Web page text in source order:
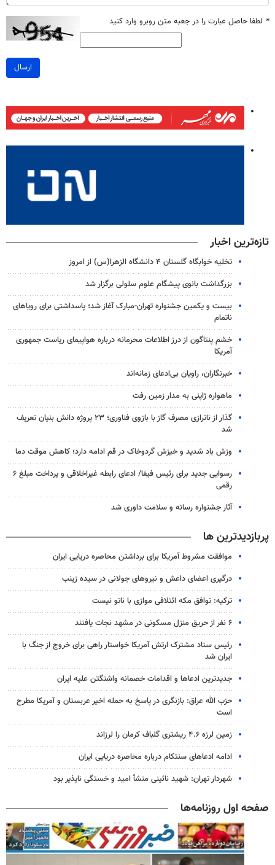
* لطفا حاصل عبارت را در جعبه متن روبرو وارد کنید
ارسال
تازه‌ترین اخبار
تخلیه خوابگاه گلستان ۴ دانشگاه الزهرا(س) از امروز
بزرگداشت بانوی پیشگام علوم سلولی برگزار شد
بیست و یکمین جشنواره تهران-مبارک آغاز شد؛ پاسداشتی برای رویاهای
ناتمام
خشم پنتاگون از درز اطلاعات محرمانه درباره هواپیمای ریاست جمهوری
آمریکا
خبرنگاران، راویان بی‌ادعای زمانه‌اند
ماهواره ژاپنی به مدار زمین رفت
گذار از ناترازی مصرف گاز با بازوی فناوری؛ ۲۳ پروژه دانش بنیان تعریف
شد
وزش باد شدید و خیزش گردوخاک در قم ادامه دارد؛ کاهش موقت دما
رسوایی جدید برای رئیس فیفا/ ادعای رابطه غیراخلاقی و پرداخت مبلغ ۶
رقمی
آثار جشنواره رسانه و سلامت داوری شد
پربازدیدترین ها
موافقت مشروط آمریکا برای برداشتن محاصره دریایی ایران
درگیری اعضای داعش و نیروهای جولانی در سیده زینب
ترکیه: توافق مکه ائتلافی موازی با ناتو نیست
۶ نفر از حریق منزل مسکونی در مشهد نجات یافتند
رئیس ستاد مشترک ارتش آمریکا خواستار راهی برای خروج از جنگ با
ایران شد
جدیدترین ادعاها و اقدامات خصمانه واشنگتن علیه ایران
حزب الله عراق: بازنگری در پاسخ به حمله اخیر عربستان و آمریکا مطرح
است
زمین لرزه ۴.۶ ریشتری گلباف کرمان را لرزاند
ادامه ادعاهای سنتکام درباره محاصره دریایی ایران
شهردار تهران: شهید نائینی منشأ امید و خستگی‌ ناپذیر بود
صفحه اول روزنامه‌ها